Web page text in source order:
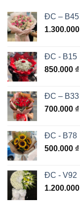
ĐC – B45
1.300.000
ĐC - B15
850.000 ₫
ĐC – B33
700.000 ₫
ĐC - B78
500.000 ₫
ĐC - V92
1.200.000